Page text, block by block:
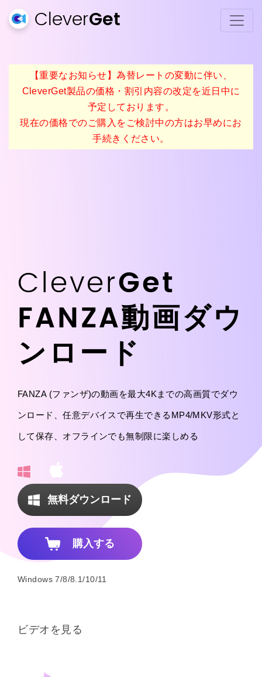
CleverGet
【重要なお知らせ】為替レートの変動に伴い、
CleverGet製品の価格・割引内容の改定を近日中に
予定しております。
現在の価格でのご購入をご検討中の方はお早めにお
手続きください。
CleverGet
FANZA動画ダウ
ンロード
FANZA (ファンザ)の動画を最大4Kまでの高画質でダウ
ンロード、任意デバイスで再生できるMP4/MKV形式と
して保存、オフラインでも無制限に楽しめる
無料ダウンロード
購入する
Windows 7/8/8.1/10/11
ビデオを見る